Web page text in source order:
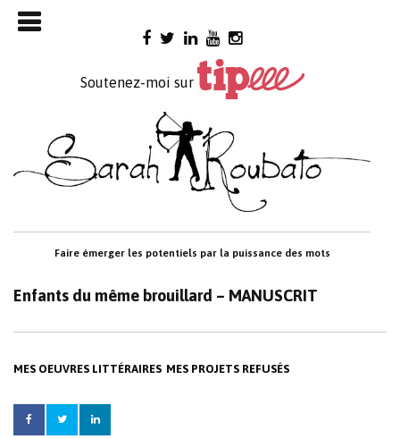
Skip
to
Soutenez-moi sur
Faire émerger les potentiels par la puissance des mots

Enfants du même brouillard – MANUSCRIT
MES OEUVRES LITTÉRAIRES MES PROJETS REFUSÉS